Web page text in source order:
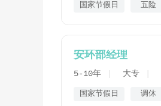
国家节假日 五险
安环部经理
5-10年 大专
国家节假日 调休